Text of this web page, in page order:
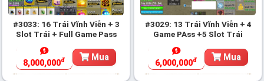
#3033: 16 Trái Vĩnh Viễn + 3
Slot Trái + Full Game Pass
8,000,000đ Mua
#3029: 13 Trái Vĩnh Viễn + 4
Game PAss +5 Slot Trái
6,000,000đ Mua